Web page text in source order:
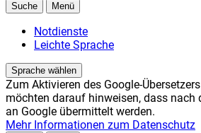
Suche Menü
Notdienste
Leichte Sprache
Sprache wählen
Zum Aktivieren des Google-
möchten darauf hinweisen, dass nach
an Google übermittelt werden.
Mehr Informationen zum Datenschutz